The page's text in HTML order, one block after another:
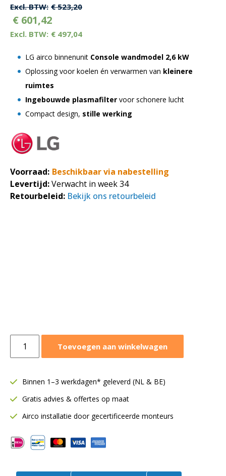
prijs
was:
€ 633,07.
prijs
is:
€ 633,07.
€523,20
€ 601,42
€ 497,04
LG airco binnenunit Console wandmodel 2,6 kW
Oplossing voor koelen én verwarmen van kleinere
ruimtes
Ingebouwde plasmafilter voor schonere lucht
Compact design, stille werking
Voorraad: Beschikbaar via nabestelling
Levertijd:Verwacht in week 34
Retourbeleid: Bekijk ons retourbeleid
console
2,6
|
Binnendeel
UQ09F.NA0
aantal
Toevoegen aan winkelwagen
Binnen 1–3 werkdagen* geleverd (NL & BE)
Gratis advies & offertes op maat
Airco installatie door gecertificeerde monteurs